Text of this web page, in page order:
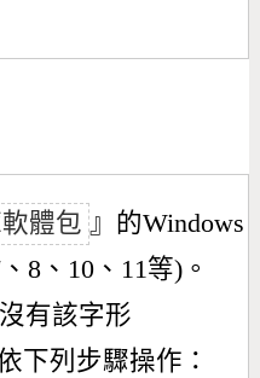
體包 』的Windows
8、10、11等)。
有該字形
下列步驟操作：